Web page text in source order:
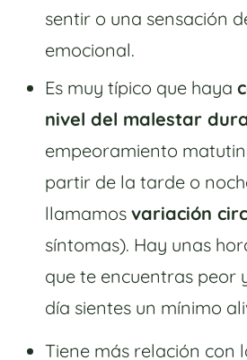
sentir o una sensación
emocional.
Es muy típico que haya
nivel del malestar
empeoramiento
partir de la tarde o
llamamos variación
síntomas). Hay unas
que te encuentras peor
día sientes un mínimo
Tiene más relación con